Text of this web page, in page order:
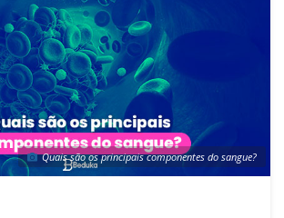
Quais são os principais componentes do sangue?